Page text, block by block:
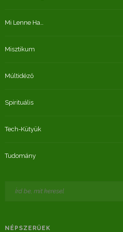
Mi Lenne Ha…
Misztikum
Múltidéző
Spirituális
Tech-Kütyük
Tudomány
NÉPSZERŰEK